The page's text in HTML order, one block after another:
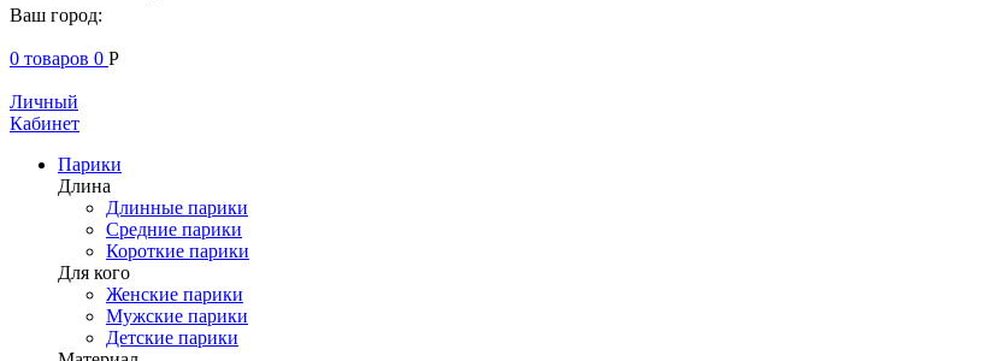
Ваш город:
0 товаров 0 Р
Личный
Кабинет
Парики
Длина
Длинные парики
Средние парики
Короткие парики
Для кого
Женские парики
Мужские парики
Детские парики